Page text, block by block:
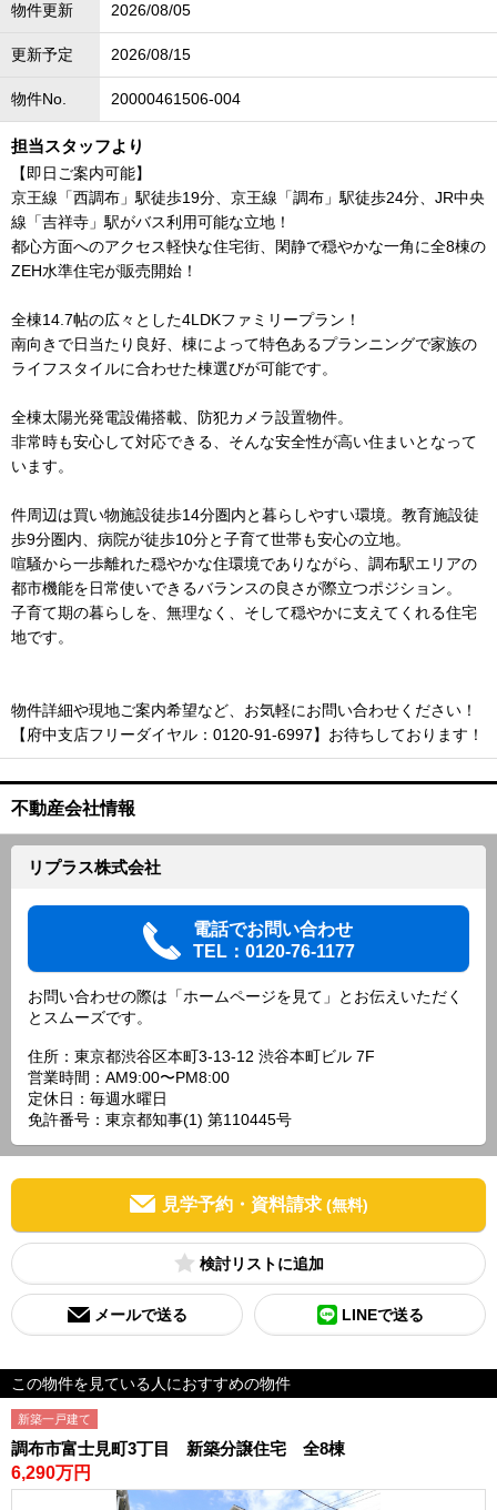
物件更新 2026/08/05
更新予定 2026/08/15
物件No. 20000461506-004
担当スタッフより
【即日ご案内可能】
京王線「西調布」駅徒歩19分、京王線「調布」駅徒歩24分、JR中央
線「吉祥寺」駅がバス利用可能な立地！
都心方面へのアクセス軽快な住宅街、閑静で穏やかな一角に全8棟の
ZEH水準住宅が販売開始！
全棟14.7帖の広々とした4LDKファミリープラン！
南向きで日当たり良好、棟によって特色あるプランニングで家族の
ライフスタイルに合わせた棟選びが可能です。
全棟太陽光発電設備搭載、防犯カメラ設置物件。
非常時も安心して対応できる、そんな安全性が高い住まいとなって
います。
件周辺は買い物施設徒歩14分圏内と暮らしやすい環境。教育施設徒
歩9分圏内、病院が徒歩10分と子育て世帯も安心の立地。
喧騒から一歩離れた穏やかな住環境でありながら、調布駅エリアの
都市機能を日常使いできるバランスの良さが際立つポジション。
子育て期の暮らしを、無理なく、そして穏やかに支えてくれる住宅
地です。
物件詳細や現地ご案内希望など、お気軽にお問い合わせください！
【府中支店フリーダイヤル：0120-91-6997】お待ちしております！
不動産会社情報
リプラス株式会社
電話でお問い合わせ
TEL：0120-76-1177
お問い合わせの際は「ホームページを見て」とお伝えいただく
とスムーズです。
住所：東京都渋谷区本町3-13-12 渋谷本町ビル 7F
営業時間：AM9:00〜PM8:00
定休日：毎週水曜日
免許番号：東京都知事(1) 第110445号
見学予約・資料請求 (無料)
検討リスト
メールで送る LINEで送る
この物件を見ている人におすすめの物件
新築一戸建て
調布市富士見町3丁目 新築分譲住宅 全8棟
6,290万円